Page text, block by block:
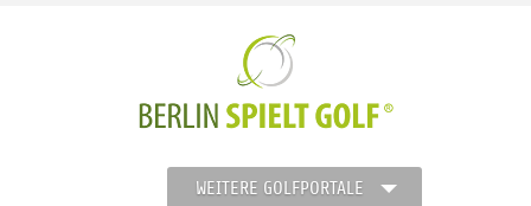
WEITERE GOLFPORTALE